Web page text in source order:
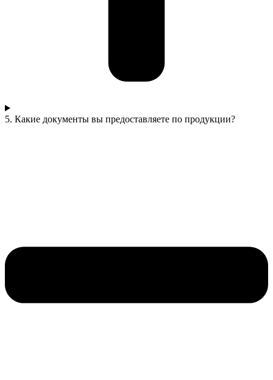
5. Какие документы вы предоставляете по продукции?